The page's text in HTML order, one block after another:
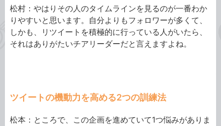
松村：やはりその人のタイムラインを見るのが一番わか
りやすいと思います。自分よりもフォロワーが多くて、
しかも、リツイートを積極的に行っている人がいたら、
それはありがたいチアリーダーだと言えますよね。
ツイートの機動力を高める2つの訓練法
松本：ところで、この企画を進めていて1つ悩みがありま